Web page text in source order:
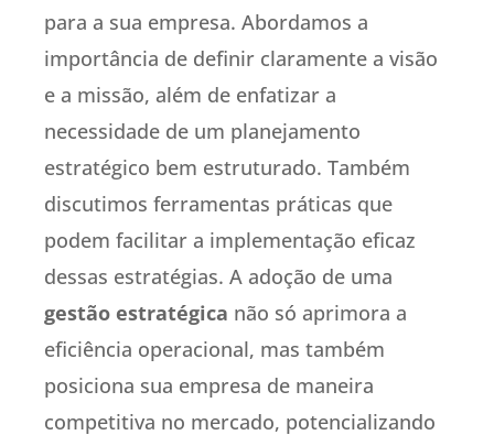
para a sua empresa. Abordamos a
importância de definir claramente a visão
e a missão, além de enfatizar a
necessidade de um planejamento
estratégico bem estruturado. Também
discutimos ferramentas práticas que
podem facilitar a implementação eficaz
dessas estratégias. A adoção de uma
gestão estratégica não só aprimora a
eficiência operacional, mas também
posiciona sua empresa de maneira
competitiva no mercado, potencializando